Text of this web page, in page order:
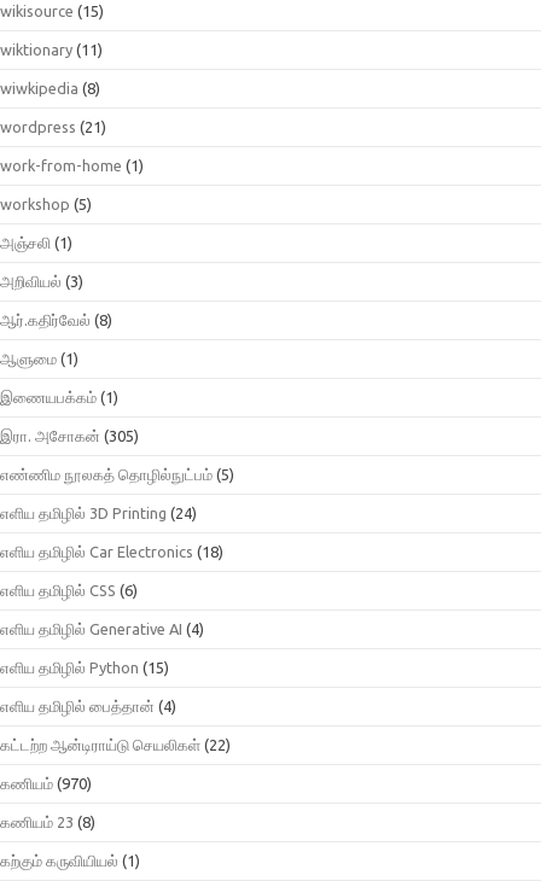
wikisource (15)
wiktionary (11)
wiwkipedia (8)
wordpress (21)
work-from-home (1)
workshop (5)
அஞ்சலி (1)
அறிவியல் (3)
ஆர்.கதிர்வேல் (8)
ஆளுமை (1)
இணையபக்கம் (1)
இரா. அசோகன் (305)
எண்ணிம நூலகத் தொழில்நுட்பம் (5)
எளிய தமிழில் 3D Printing (24)
எளிய தமிழில் Car Electronics (18)
எளிய தமிழில் CSS (6)
எளிய தமிழில் Generative AI (4)
எளிய தமிழில் Python (15)
எளிய தமிழில் பைத்தான் (4)
கட்டற்ற ஆன்டிராய்டு செயலிகள் (22)
கணியம் (970)
கணியம் 23 (8)
கற்கும் கருவியியல் (1)